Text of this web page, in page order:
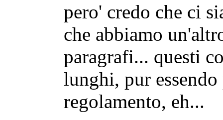
pero' credo che ci
che abbiamo
paragrafi... questi
lunghi, pur
regolamento, eh...